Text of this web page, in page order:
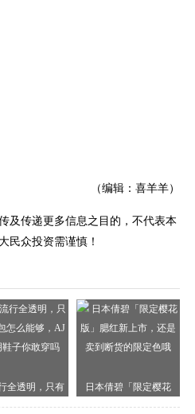
（编辑：喜羊羊）
及传递更多信息之目的，不代表本
民众投资需谨慎！
全透明，只有
么能够，AJ全
日本倩碧「限定樱花
版」腮红新上市，还是